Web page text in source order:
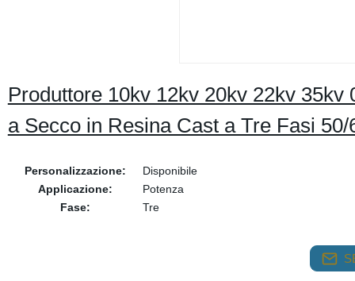
Produttore 10kv 12kv 20kv 22kv
a Secco in Resina Cast a Tre Fasi 50/
Personalizzazione:
Disponibile
Applicazione:
Potenza
Fase:
Tre